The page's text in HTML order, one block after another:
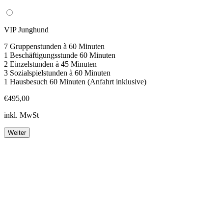
VIP Junghund
7 Gruppenstunden à 60 Minuten
1 Beschäftigungsstunde 60 Minuten
2 Einzelstunden à 45 Minuten
3 Sozialspielstunden à 60 Minuten
1 Hausbesuch 60 Minuten (Anfahrt inklusive)
€495,00
inkl. MwSt
Weiter